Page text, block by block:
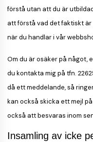
förstå utan att du är
att förstå vad det faktiskt
när du handlar i vår
Om du är osäker på något,
du kontakta mig på tfn.
då ett meddelande, så
kan också skicka ett mejl på
också att besvaras inom
Insamling av icke